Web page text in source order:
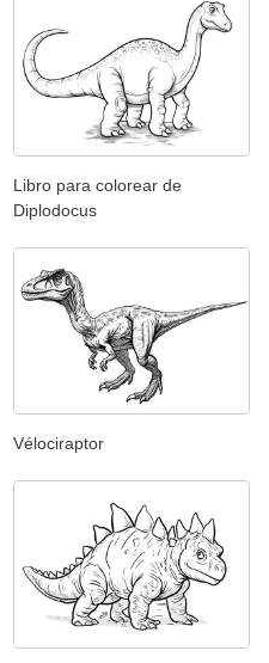
Libro para colorear de
Diplodocus
Vélociraptor